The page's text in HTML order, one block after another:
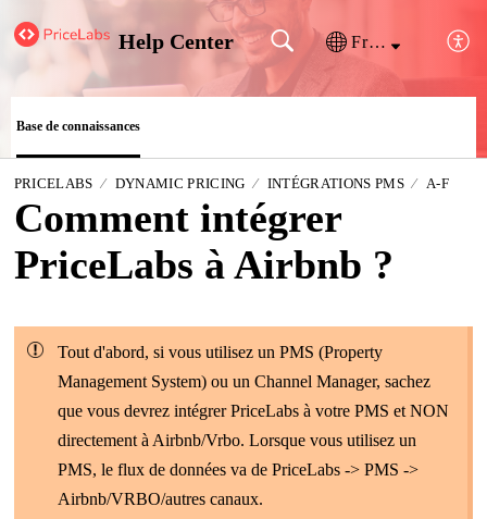
Help Center Français (France)
Base de connaissances
PRICELABS DYNAMIC PRICING INTÉGRATIONS PMS A-F
Comment intégrer
PriceLabs à Airbnb ?
Tout d'abord, si vous utilisez un PMS (Property
Management System) ou un Channel Manager, sachez
que vous devrez intégrer PriceLabs à votre PMS et NON
directement à Airbnb/Vrbo. Lorsque vous utilisez un
PMS, le flux de données va de PriceLabs -> PMS ->
Airbnb/VRBO/autres canaux.